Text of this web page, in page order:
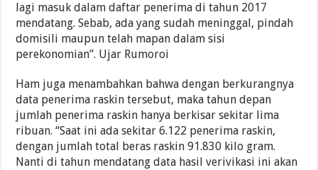
lagi masuk dalam daftar penerima di tahun 2017
mendatang. Sebab, ada yang sudah meninggal, pindah
domisili maupun telah mapan dalam sisi
perekonomian”. Ujar Rumoroi
Ham juga menambahkan bahwa dengan berkurangnya
data penerima raskin tersebut, maka tahun depan
jumlah penerima raskin hanya berkisar sekitar lima
ribuan. “Saat ini ada sekitar 6.122 penerima raskin,
dengan jumlah total beras raskin 91.830 kilo gram.
Nanti di tahun mendatang data hasil verivikasi ini akan